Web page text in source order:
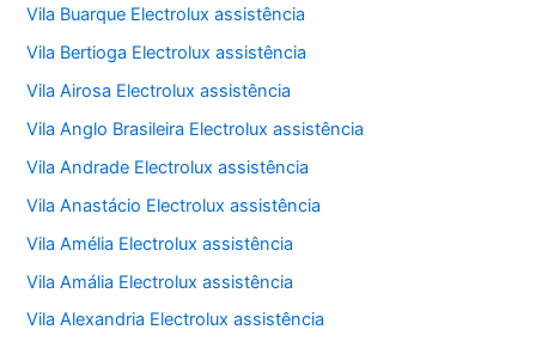
Vila Buarque Electrolux assistência
Vila Bertioga Electrolux assistência
Vila Airosa Electrolux assistência
Vila Anglo Brasileira Electrolux assistência
Vila Andrade Electrolux assistência
Vila Anastácio Electrolux assistência
Vila Amélia Electrolux assistência
Vila Amália Electrolux assistência
Vila Alexandria Electrolux assistência